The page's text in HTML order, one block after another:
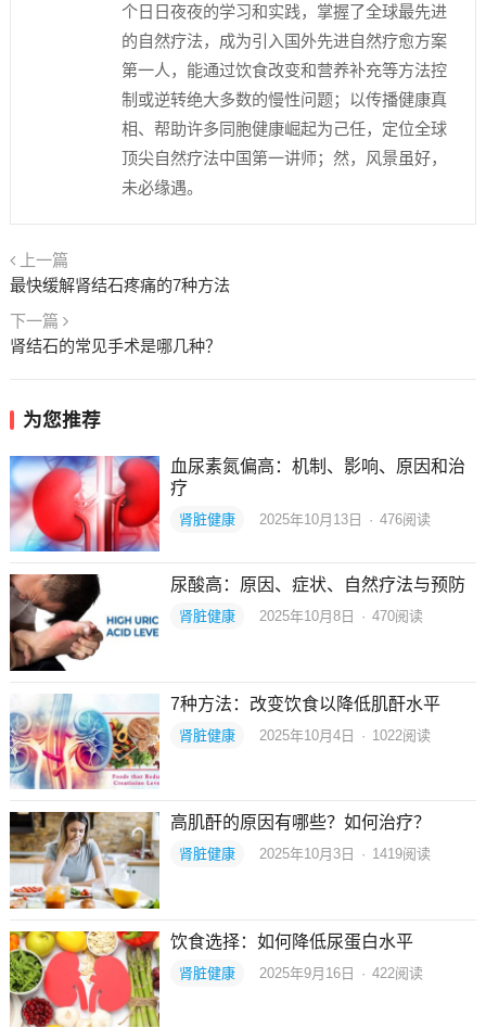
个日日夜夜的学习和实践，掌握了全球最先进
的自然疗法，成为引入国外先进自然疗愈方案
第一人，能通过饮食改变和营养补充等方法控
制或逆转绝大多数的慢性问题；以传播健康真
相、帮助许多同胞健康崛起为己任，定位全球
顶尖自然疗法中国第一讲师；然，风景虽好，
未必缘遇。
上一篇
最快缓解肾结石疼痛的7种方法
下一篇
肾结石的常见手术是哪几种？
为您推荐
血尿素氮偏高：机制、影响、原因和治
疗
肾脏健康 2025年10月13日 · 476阅读
尿酸高：原因、症状、自然疗法与预防
肾脏健康 2025年10月8日 · 470阅读
7种方法：改变饮食以降低肌酐水平
肾脏健康 2025年10月4日 · 1022阅读
高肌酐的原因有哪些？如何治疗？
肾脏健康 2025年10月3日 · 1419阅读
饮食选择：如何降低尿蛋白水平
肾脏健康 2025年9月16日 · 422阅读